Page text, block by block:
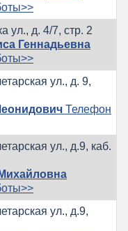
ул., д. 4/7, стр. 2
Геннадьевна
ул., д. 9,
Телефон
ул., д.9, каб.
ул., д.9,